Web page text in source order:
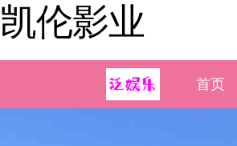
凯伦影业
首页